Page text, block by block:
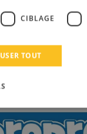
CIBLAGE
TOUT